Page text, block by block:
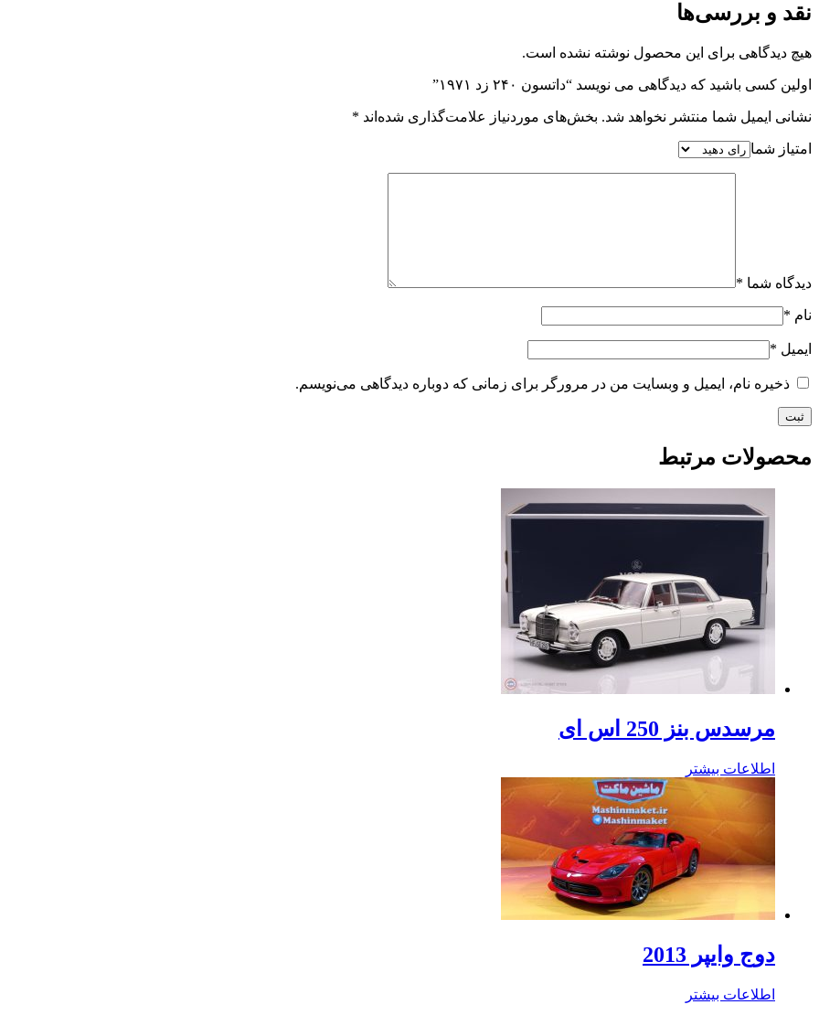
نقد و بررسی‌ها
هیچ دیدگاهی برای این محصول نوشته نشده است.
اولین کسی باشید که دیدگاهی می نویسد “داتسون ۲۴۰ زد ۱۹۷۱”
نشانی ایمیل شما منتشر نخواهد شد. بخش‌های موردنیاز علامت‌گذاری شده‌اند *
امتیاز شما
دیدگاه شما *
نام *
ایمیل *
ذخیره نام، ایمیل و وبسایت من در مرورگر برای زمانی که دوباره دیدگاهی می‌نویسم.
محصولات مرتبط
مرسدس بنز 250 اس ای
اطلاعات بیشتر
دوج وایپر 2013
اطلاعات بیشتر